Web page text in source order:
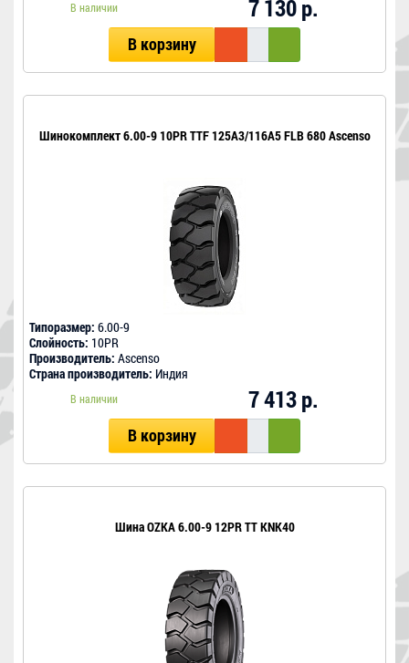
В наличии 7 130 р.
В корзину
Шинокомплект 6.00-9 10PR TTF 125A3/116A5 FLB 680 Ascenso
Типоразмер: 6.00-9
Слойность: 10PR
Производитель: Ascenso
Страна производитель: Индия
В наличии 7 413 р.
В корзину
Шина OZKA 6.00-9 12PR TT KNK40